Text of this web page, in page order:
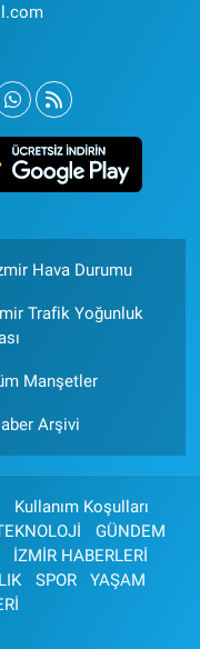
Hava Durumu
Trafik Yoğunluk
Manşetler
Arşivi
Kullanım Koşulları
GÜNDEM
İZMİR HABERLERİ
SPOR
YAŞAM